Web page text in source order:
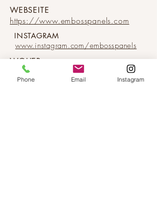
WEBSEITE
https://www.embosspanels.com
INSTAGRAM
www.instagram.com/embosspanels
WOHER
Italien
Phone Email Instagram